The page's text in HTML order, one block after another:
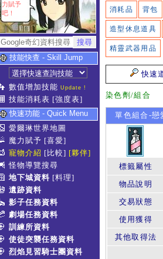
力賦予
吧！
技能快查 - Skill Jump
數值增加技能 Update !
技能消耗表 [強度表]
快速功能 - Quick Menu
愛爾琳世界地圖
魔力賦予 [喜愛]
寵物介紹 [比較] [夥伴]
怪物導覽搜尋
地下城資料 [料理]
遺跡資料
影子任務資料
劇場任務資料
訓練所資料
使徒突襲任務資料
烈焰見習騎士團資料
消耗品 背包
造型休息道具
精靈武器用品
快速
染色劑/組合
單色組合-戀
標籤屬性
物品說明
交易狀態
使用獲得
其他取得法